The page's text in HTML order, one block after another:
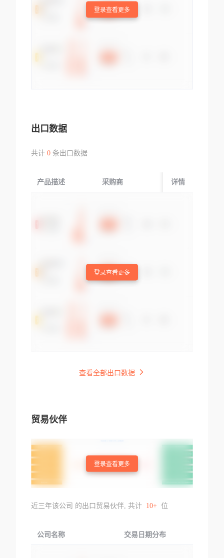
登录查看更多
出口数据
共计 0条出口数据
产品描述 采购商 起运国/地区
详情
登录查看更多
查看全部出口数据
贸易伙伴
登录查看更多
近三年该公司 的出口贸易伙伴, 共计 10+ 位
公司名称 交易日期分布